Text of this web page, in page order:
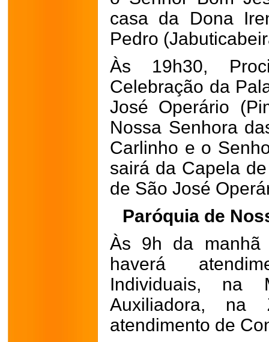
casa da Dona
Pedro
Às 19h30,
Celebração da
José Operário
Nossa Senhora
Carlinho e o
sairá da Capela
de São José
Paróquia de
Às 9h da manhã
haverá
Individuais, na
Auxiliadora,
atendimento de